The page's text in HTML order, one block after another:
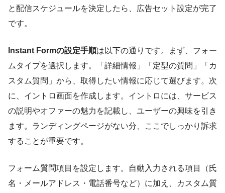
と配信スケジュールを決定したら、広告セット設定が完了
です。
Instant Formの設定手順は以下の通りです。まず、フォー
ムタイプを選択します。「詳細情報」「定型の質問」「カ
スタム質問」から、取得したい情報に応じて選びます。次
に、イントロ画面を作成します。イントロには、サービス
の説明やオファーの魅力を記載し、ユーザーの興味を引き
ます。ランディングページがない分、ここでしっかり訴求
することが重要です。
フォーム質問項目を設定します。自動入力される項目（氏
名・メールアドレス・電話番号など）に加え、カスタム質